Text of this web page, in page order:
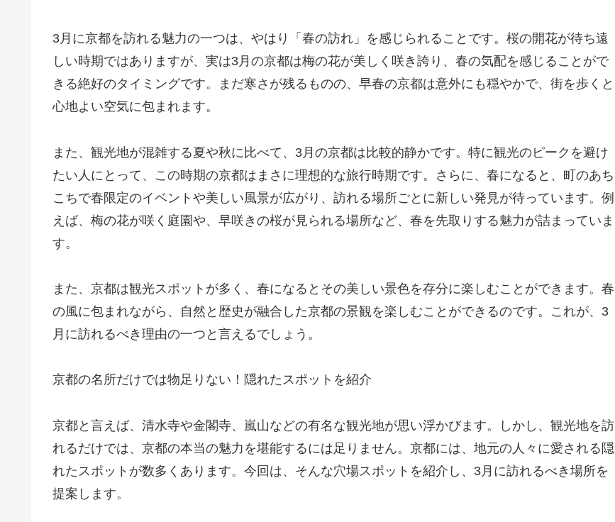
3月に京都を訪れる魅力の一つは、やはり「春の訪れ」を感じられることです。桜の開花が待ち遠
しい時期ではありますが、実は3月の京都は梅の花が美しく咲き誇り、春の気配を感じることがで
きる絶好のタイミングです。まだ寒さが残るものの、早春の京都は意外にも穏やかで、街を歩くと
心地よい空気に包まれます。
また、観光地が混雑する夏や秋に比べて、3月の京都は比較的静かです。特に観光のピークを避け
たい人にとって、この時期の京都はまさに理想的な旅行時期です。さらに、春になると、町のあち
こちで春限定のイベントや美しい風景が広がり、訪れる場所ごとに新しい発見が待っています。例
えば、梅の花が咲く庭園や、早咲きの桜が見られる場所など、春を先取りする魅力が詰まっていま
す。
また、京都は観光スポットが多く、春になるとその美しい景色を存分に楽しむことができます。春
の風に包まれながら、自然と歴史が融合した京都の景観を楽しむことができるのです。これが、3
月に訪れるべき理由の一つと言えるでしょう。
京都の名所だけでは物足りない！隠れたスポットを紹介
京都と言えば、清水寺や金閣寺、嵐山などの有名な観光地が思い浮かびます。しかし、観光地を訪
れるだけでは、京都の本当の魅力を堪能するには足りません。京都には、地元の人々に愛される隠
れたスポットが数多くあります。今回は、そんな穴場スポットを紹介し、3月に訪れるべき場所を
提案します。